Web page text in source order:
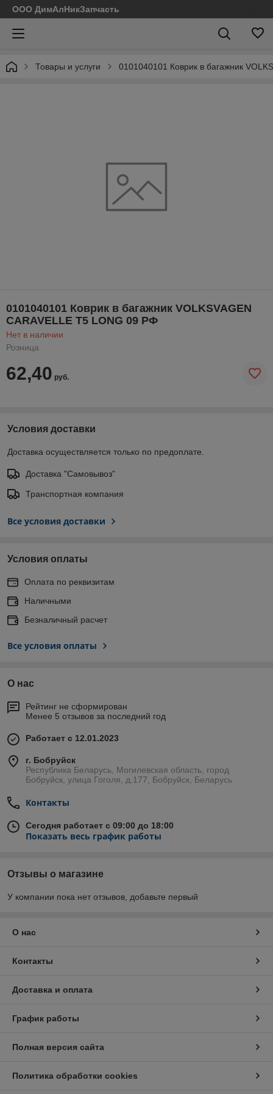
ООО ДимАлНикЗапчасть
Товары и услуги 0101040101 Коврик в багажник
0101040101 Коврик в багажник VOLKSVAGEN
CARAVELLE T5 LONG 09 РФ
Нет в наличии
Розница
62,40 руб.
Условия доставки
Доставка осуществляется только по предоплате.
Доставка "Самовывоз"
Транспортная компания
Все условия доставки
Условия оплаты
Оплата по реквизитам
Наличными
Безналичный расчет
Все условия оплаты
О нас
Рейтинг не сформирован
Менее 5 отзывов за последний год
Работает с 12.01.2023
г. Бобруйск
Республика Беларусь, Могилевская область, город
Бобруйск, улица Гоголя, д.177, Бобруйск, Беларусь
Контакты
Сегодня работает с 09:00 до 18:00
Показать весь график работы
Отзывы о магазине
У компании пока нет отзывов, добавьте первый
О нас
Контакты
Доставка и оплата
График работы
Полная версия сайта
Политика обработки cookies